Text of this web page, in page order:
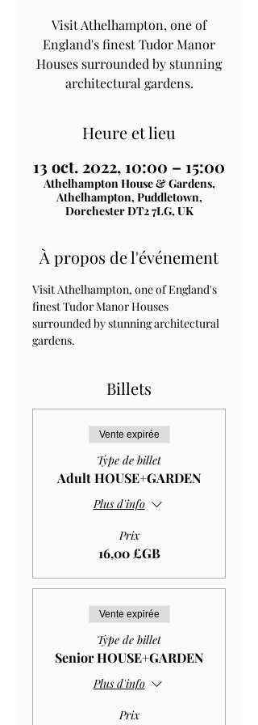
Visit Athelhampton, one of
England's finest Tudor Manor
Houses surrounded by stunning
architectural gardens.
Heure et lieu
13 oct. 2022, 10:00 – 15:00
Athelhampton House & Gardens,
Athelhampton, Puddletown,
Dorchester DT2 7LG, UK
À propos de l'événement
Visit Athelhampton, one of England's
finest Tudor Manor Houses
surrounded by stunning architectural
gardens.
Billets
Vente expirée
Type de billet
Adult HOUSE+GARDEN
Plus d'info
Prix
16,00 £GB
Vente expirée
Type de billet
Senior HOUSE+GARDEN
Plus d'info
Prix